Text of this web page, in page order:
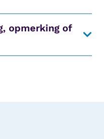
opmerking of